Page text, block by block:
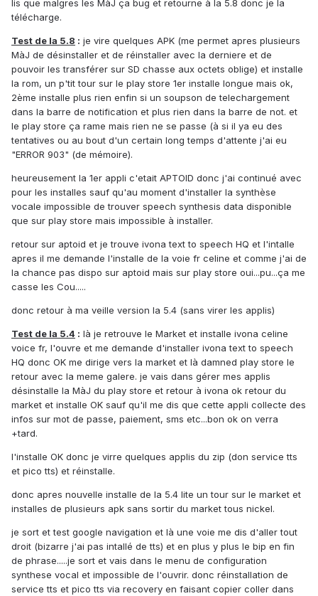
lis que malgres les MàJ ça bug et retourne à la 5.8 donc je la
télécharge.
Test de la 5.8 : je vire quelques APK (me permet apres plusieurs
MàJ de désinstaller et de réinstaller avec la derniere et de
pouvoir les transférer sur SD chasse aux octets oblige) et installe
la rom, un p'tit tour sur le play store 1er installe longue mais ok,
2ème installe plus rien enfin si un soupson de telechargement
dans la barre de notification et plus rien dans la barre de not. et
le play store ça rame mais rien ne se passe (à si il ya eu des
tentatives ou au bout d'un certain long temps d'attente j'ai eu
"ERROR 903" (de mémoire).
heureusement la 1er appli c'etait APTOID donc j'ai continué avec
pour les installes sauf qu'au moment d'installer la synthèse
vocale impossible de trouver speech synthesis data disponible
que sur play store mais impossible à installer.
retour sur aptoid et je trouve ivona text to speech HQ et l'intalle
apres il me demande l'installe de la voie fr celine et comme j'ai de
la chance pas dispo sur aptoid mais sur play store oui...pu...ça me
casse les Cou.....
donc retour à ma veille version la 5.4 (sans virer les applis)
Test de la 5.4 : là je retrouve le Market et installe ivona celine
voice fr, l'ouvre et me demande d'installer ivona text to speech
HQ donc OK me dirige vers la market et là damned play store le
retour avec la meme galere. je vais dans gérer mes applis
désinstalle la MàJ du play store et retour à ivona ok retour du
market et installe OK sauf qu'il me dis que cette appli collecte des
infos sur mot de passe, paiement, sms etc...bon ok on verra
+tard.
l'installe OK donc je virre quelques applis du zip (don service tts
et pico tts) et réinstalle.
donc apres nouvelle installe de la 5.4 lite un tour sur le market et
installes de plusieurs apk sans sortir du market tous nickel.
je sort et test google navigation et là une voie me dis d'aller tout
droit (bizarre j'ai pas intallé de tts) et en plus y plus le bip en fin
de phrase.....je sort et vais dans le menu de configuration
synthese vocal et impossible de l'ouvrir. donc réinstallation de
service tts et pico tts via recovery en faisant copier coller dans